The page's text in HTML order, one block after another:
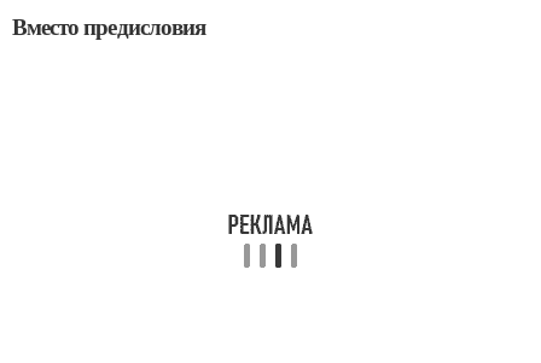
Вместо предисловия